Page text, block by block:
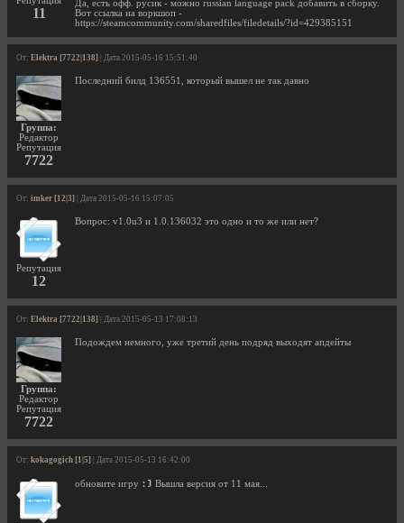
11
Да, есть офф. русик - можно russian language pack добавить в сборку.
Вот ссылка на воркшоп -
https://steamcommunity.com/sharedfiles/filedetails/?id=429385151
От: Elektra [7722|138] | Дата 2015-05-16 15:51:40
Группа:
Редактор
Репутация
7722
Последний билд 136551, который вышел не так давно
От: imker [12|3] | Дата 2015-05-16 15:07:05
Репутация
12
Вопрос: v1.0u3 и 1.0.136032 это одно и то же или нет?
От: Elektra [7722|138] | Дата 2015-05-13 17:08:13
Группа:
Редактор
Репутация
7722
Подождем немного, уже третий день подряд выходят апдейты
От: kokagogich [1|5] | Дата 2015-05-13 16:42:00
обновите игру Вышла версия от 11 мая...